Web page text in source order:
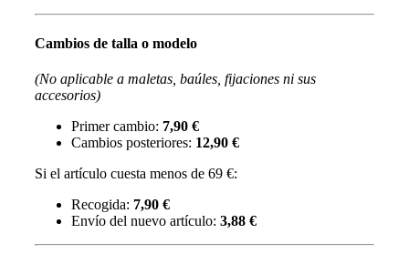
Cambios de talla o modelo
(No aplicable a maletas, baúles, fijaciones ni sus
accesorios)
Primer cambio: 7,90 €
Cambios posteriores: 12,90 €
Si el artículo cuesta menos de 69 €:
Recogida: 7,90 €
Envío del nuevo artículo: 3,88 €